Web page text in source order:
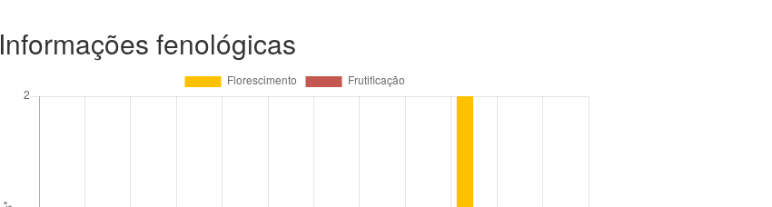
Informações fenológicas